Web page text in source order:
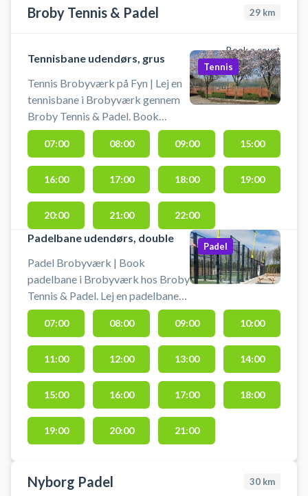
beklædning i år 2021.
Broby Tennis & Padel 29 km
Book a court
Tennisbane udendørs, grus
Tennis Brobyværk på Fyn | Lej en
tennisbane i Brobyværk gennem
Broby Tennis & Padel. Book
tennisbane og spil tennis i
Brobyværk på udendørs grus
tennisbaner med lys i hyggelige
omgivelser på Fyn.
Tennis
07:00 08:00 09:00 15:00
16:00 17:00 18:00 19:00
20:00 21:00 22:00
Padelbane udendørs, double
Padel Brobyværk | Book
padelbane i Brobyværk hos Broby
Tennis & Padel. Lej en padelbane
og spil padel i Brobyværk på en af
de udendørs padelbaner hos
tennis- og padelklubben i byen.
Padel
07:00 08:00 09:00 10:00
11:00 12:00 13:00 14:00
15:00 16:00 17:00 18:00
19:00 20:00 21:00
Nyborg Padel 30 km